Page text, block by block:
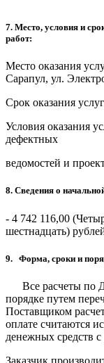
7. Место, условия и
работ:
Место оказания
Сарапул, ул.
Срок оказания
Условия оказания
дефектных
ведомостей и
8. Сведения о
- 4 742 116,00
шестнадцать)
9. Форма, сроки и
Все расчеты по
порядке путем
Поставщиком
оплате считаются
денежных средств с
Заказчик